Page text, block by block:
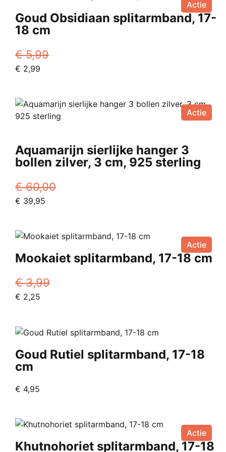
Actie
Goud Obsidiaan splitarmband, 17-
18 cm
€5,99
Oorspronkelijke
€ 5,99.
€ 2,99
€ 2,99.
Actie
Aquamarijn sierlijke hanger 3
bollen zilver, 3 cm, 925 sterling
€60,00
Oorspronkelijke
€ 60,00.
€ 39,95
€ 39,95.
Actie
Mookaiet splitarmband, 17-18 cm
€3,99
Oorspronkelijke
€ 3,99.
€ 2,25
€ 2,25.
Goud Rutiel splitarmband, 17-18
cm
€ 4,95
Actie
Khutnohoriet splitarmband, 17-18